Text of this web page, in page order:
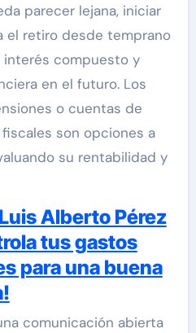
parecer lejana, iniciar
el retiro desde temprano
compuesto y
en el futuro. Los
o cuentas de
son opciones a
su rentabilidad y
Luis Alberto Pérez
tus gastos
para una buena
comunicación abierta